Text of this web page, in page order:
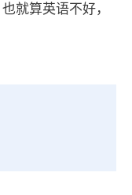
就算英语不好，